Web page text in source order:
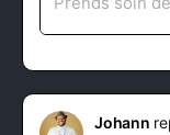
Johann